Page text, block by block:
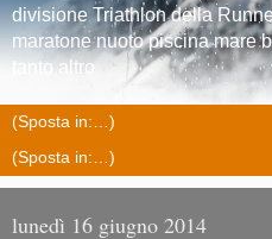
divisione Triathlon della
maratone nuoto piscina mare
tanto altro
lunedì 16 giugno 2014